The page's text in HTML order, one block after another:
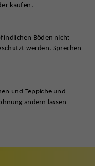
kaufen.
Böden nicht
werden. Sprechen
und Teppiche und
ändern lassen